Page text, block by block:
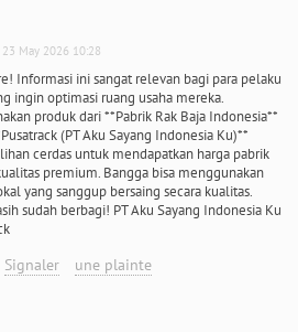
23 May 2026 10:28
Informasi ini sangat relevan bagi para pelaku
ingin optimasi ruang usaha mereka.
produk dari **Pabrik Rak Baja Indonesia**
(PT Aku Sayang Indonesia Ku)**
cerdas untuk mendapatkan harga pabrik
premium. Bangga bisa menggunakan
yang sanggup bersaing secara kualitas.
sudah berbagi! PT Aku Sayang Indonesia Ku
Signaler une plainte